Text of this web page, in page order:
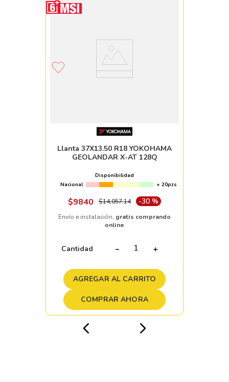
Llanta 37X13.50 R18 YOKOHAMA
GEOLANDAR X-AT 128Q
Disponibilidad
Nacional
+ 20pzs
$9840 $14,057.14 -30 %
Envío e instalación, gratis comprando
online
Cantidad ＋
－
AGREGAR AL CARRITO
COMPRAR AHORA